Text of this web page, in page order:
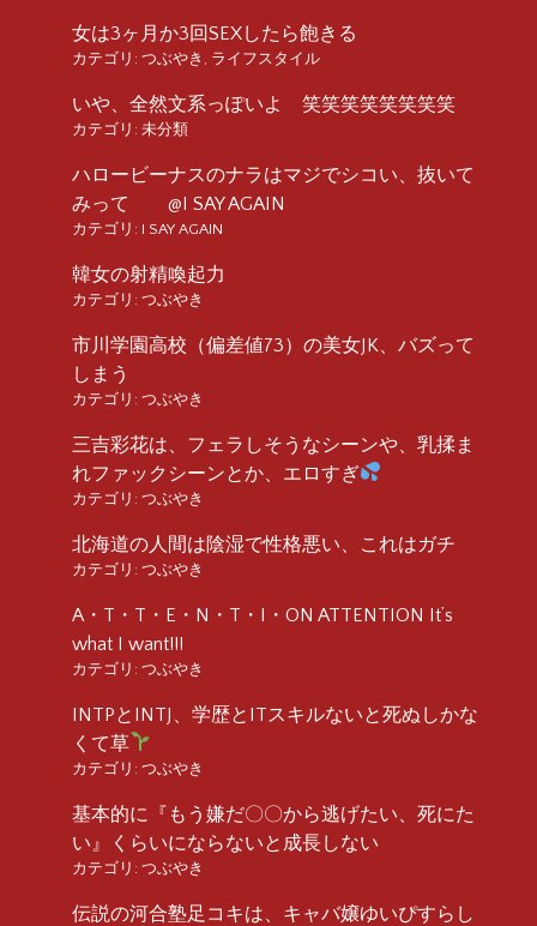
女は3ヶ月か3回SEXしたら飽きる
カテゴリ: つぶやき ライフスタイル
いや、全然文系っぽいよ 笑笑笑笑笑笑笑笑
カテゴリ: 未分類
ハロービーナスのナラはマジでシコい、抜いて
みって @I SAY AGAIN
カテゴリ: I SAY AGAIN
韓女の射精喚起力
カテゴリ: つぶやき
市川学園高校（偏差値73）の美女JK、バズって
しまう
カテゴリ: つぶやき
三吉彩花は、フェラしそうなシーンや、乳揉ま
れファックシーンとか、エロすぎ
カテゴリ: つぶやき
北海道の人間は陰湿で性格悪い、これはガチ
カテゴリ: つぶやき
A・T・T・E・N・T・I・ON ATTENTION It’s
what I want!!!
カテゴリ: つぶやき
INTPとINTJ、学歴とITスキルないと死ぬしかな
くて草
カテゴリ: つぶやき
基本的に『もう嫌だ〇〇から逃げたい、死にた
い』くらいにならないと成長しない
カテゴリ: つぶやき
伝説の河合塾足コキは、キャバ嬢ゆいぴすらし